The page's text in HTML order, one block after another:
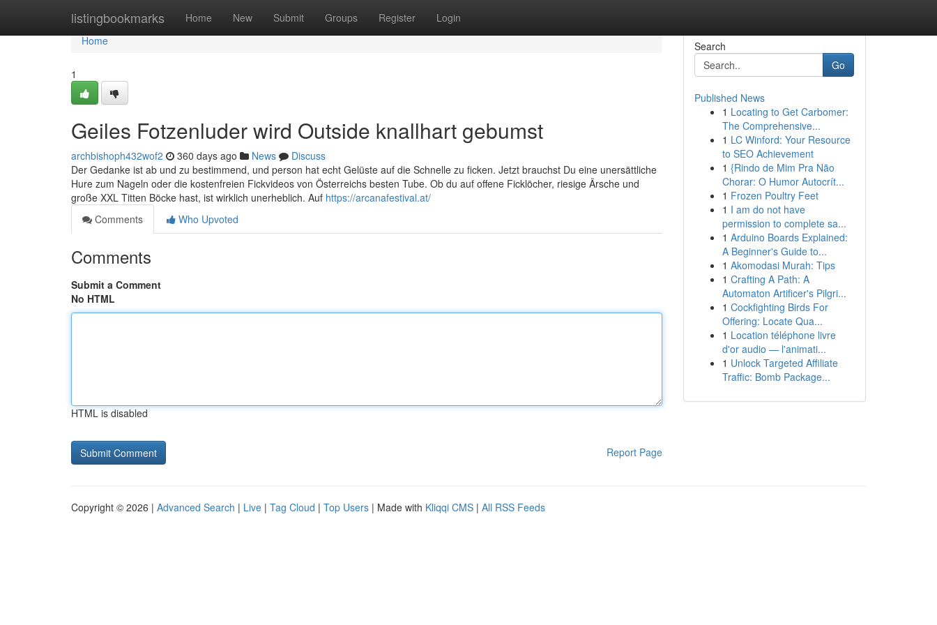
listingbookmarks Home New Submit Groups Register Login
Home
Home
1
Geiles Fotzenluder wird Outside knallhart gebumst
archbishoph432wof2 360 days ago News
Discuss
Der Gedanke ist ab und zu bestimmend, und person hat echt Gelüste auf die Schnelle zu ficken. Jetzt brauchst Du eine unersättliche
Hure zum Nageln oder die kostenfreien Fickvideos von Österreichs besten Tube. Ob du auf offene Ficklöcher, riesige Ärsche und
große XXL Titten Böcke hast, ist wirklich unerheblich. Auf https://arcanafestival.at/
Comments
Who Upvoted
Comments
Submit a Comment
No HTML
HTML is disabled
Report Page
Search
Go
Published News
1 Locating to Get Carbomer:
The Comprehensive...
1 LC Winford: Your Resource
to SEO Achievement
1 {Rindo de Mim Pra Não
Chorar: O Humor Autocrít...
1 Frozen Poultry Feet
1 I am do not have
permission to complete sa...
1 Arduino Boards Explained:
A Beginner's Guide to...
1 Akomodasi Murah: Tips
1 Crafting A Path: A
Automaton Artificer's Pilgri...
1 Cockfighting Birds For
Offering: Locate Qua...
1 Location téléphone livre
d'or audio — l'animati...
1 Unlock Targeted Affiliate
Traffic: Bomb Package...
Copyright © 2026 | Advanced Search | Live | Tag Cloud | Top Users | Made with Kliqqi CMS | All RSS Feeds